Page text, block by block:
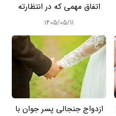
اتفاق مهمی که در انتظارته
۱۴۰۵/۰۵/۱۱
ازدواج جنجالی پسر جوان با